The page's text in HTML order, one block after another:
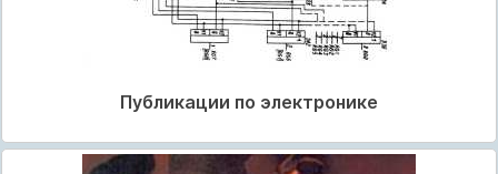
Публикации по электронике